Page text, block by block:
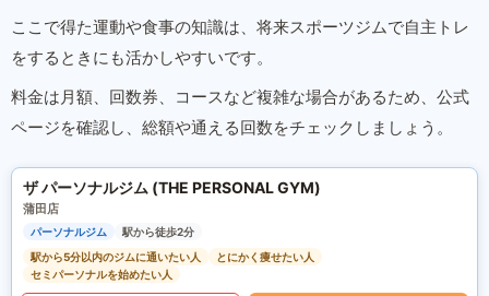
ここで得た運動や食事の知識は、将来スポーツジムで自主トレ
をするときにも活かしやすいです。
料金は月額、回数券、コースなど複雑な場合があるため、公式
ページを確認し、総額や通える回数をチェックしましょう。
ザ パーソナルジム (THE PERSONAL GYM)
蒲田店
パーソナルジム
駅から徒歩2分
駅から5分以内のジムに通いたい人
とにかく痩せたい人
セミパーソナルを始めたい人